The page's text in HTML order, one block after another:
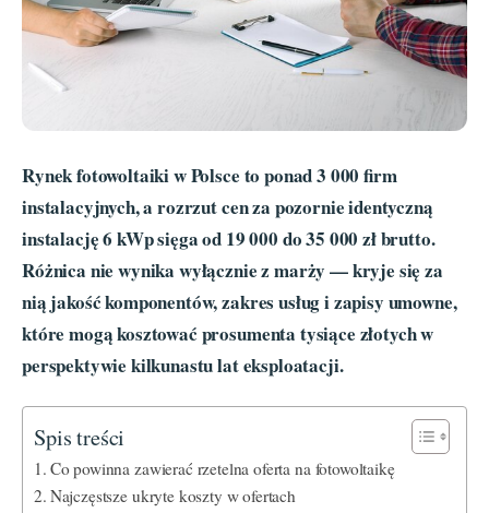
Rynek fotowoltaiki w Polsce to ponad 3 000 firm
instalacyjnych, a rozrzut cen za pozornie identyczną
instalację 6 kWp sięga od 19 000 do 35 000 zł brutto.
Różnica nie wynika wyłącznie z marży — kryje się za
nią jakość komponentów, zakres usług i zapisy umowne,
które mogą kosztować prosumenta tysiące złotych w
perspektywie kilkunastu lat eksploatacji.
Spis treści
Co powinna zawierać rzetelna oferta na fotowoltaikę
Najczęstsze ukryte koszty w ofertach